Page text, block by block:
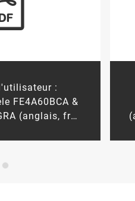
:
FE4A60BCA &
Modèle FE2A10GRA (anglais, français canadien)